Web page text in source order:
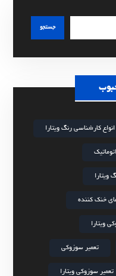
جستجو
انواع کارشناسی رنگ ویتارا
ویتارا
خنک کننده
ویتارا
تعمیر سوزوکی
تعمیر سوزوکی ویتارا